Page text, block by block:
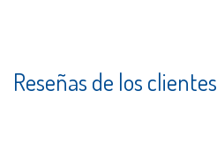
Reseñas de los clientes